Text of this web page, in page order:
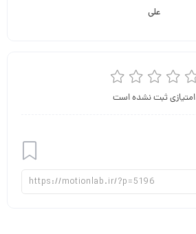
علی
افزودن
امتیازی ثبت نشده است